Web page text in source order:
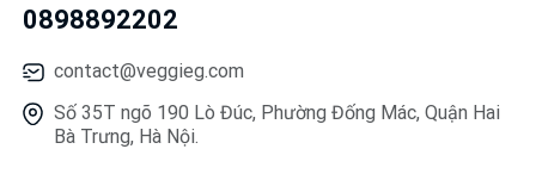
0898892202
contact@veggieg.com
Số 35T ngõ 190 Lò Đúc, Phường Đống Mác, Quận Hai
Bà Trưng, Hà Nội.